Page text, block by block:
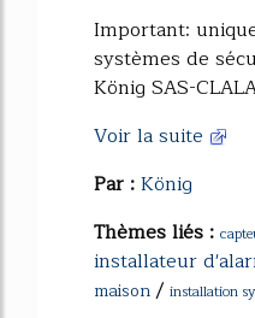
Important:
systèmes de
König SAS-
Voir la suite
Par :König
Thèmes liés :
installateur
maison/ installation